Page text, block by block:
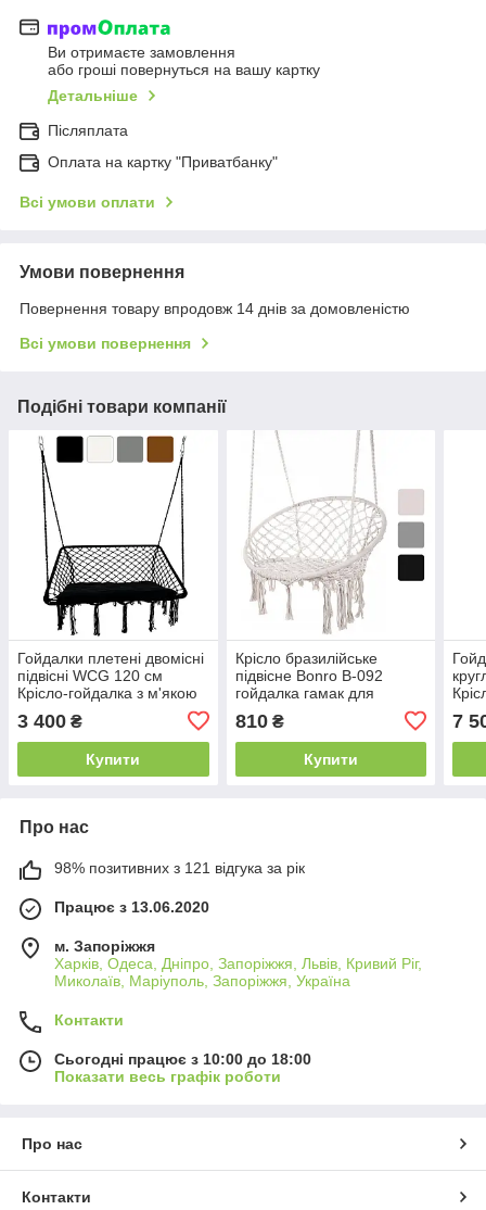
Ви отримаєте замовлення
або гроші повернуться на вашу картку
Детальніше
Післяплата
Оплата на картку "Приватбанку"
Всі умови оплати
Умови повернення
Повернення товару впродовж 14 днів за домовленістю
Всі умови повернення
Подібні товари компанії
Гойдалки плетені двомісні
підвісні WCG 120 см
Крісло-гойдалка з м'якою
3 400 ₴
Купити
Крісло бразилійське
підвісне Bonro B-092
гойдалка гамак для
навантаження 120 кг
B_2273
810₴
Купити
7
Про нас
98% позитивних з 121 відгука за рік
Працює з 13.06.2020
м. Запоріжжя
Харків, Одеса, Дніпро, Запоріжжя, Львів, Кривий Ріг,
Миколаїв, Маріуполь, Запоріжжя, Україна
Контакти
Сьогодні працює з 10:00 до 18:00
Показати весь графік роботи
Про нас
Контакти